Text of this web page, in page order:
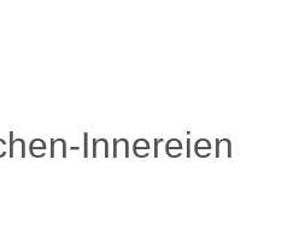
Innereien